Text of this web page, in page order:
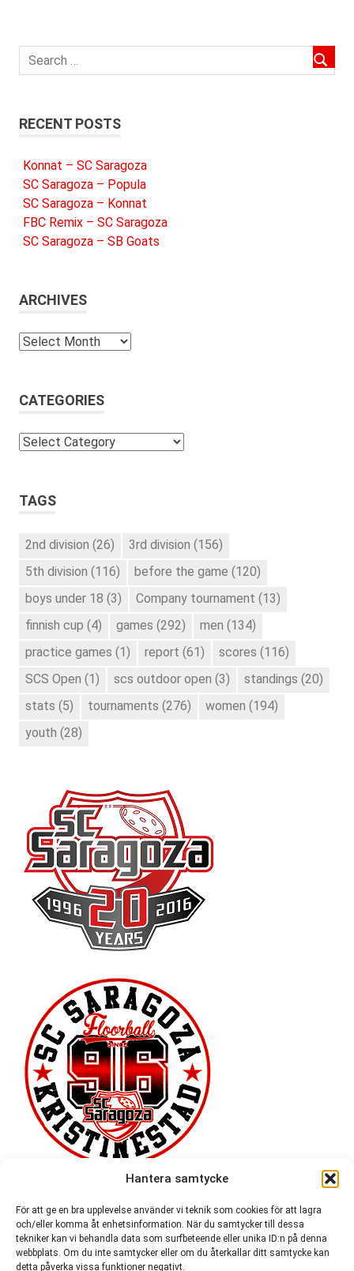
Hantera samtycke
För att ge en bra upplevelse använder vi teknik som cookies för att lagra
och/eller komma åt enhetsinformation. När du samtycker till dessa
tekniker kan vi behandla data som surfbeteende eller unika ID:n på denna
webbplats. Om du inte samtycker eller om du återkallar ditt samtycke kan
detta påverka vissa funktioner negativt.
RECENT POSTS
Konnat – SC Saragoza
SC Saragoza – Popula
SC Saragoza – Konnat
FBC Remix – SC Saragoza
SC Saragoza – SB Goats
ARCHIVES
Archives
CATEGORIES
Categories
TAGS
2nd division (26) 3rd division (156)
5th division (116) before the game (120)
boys under 18 (3) Company tournament (13)
finnish cup (4) games (292) men (134)
practice games (1) report (61) scores (116)
SCS Open (1) scs outdoor open (3) standings (20)
stats (5) tournaments (276) women (194)
youth (28)